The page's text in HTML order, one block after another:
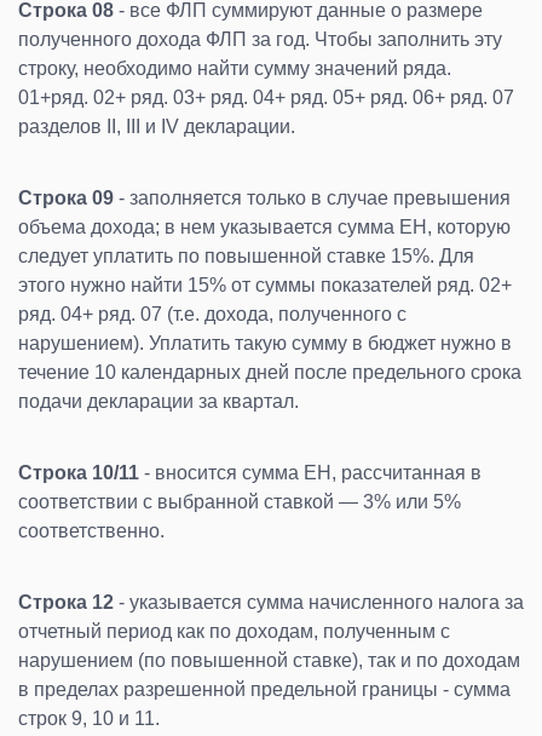
Строка 08 - все ФЛП суммируют данные о размере
полученного дохода ФЛП за год. Чтобы заполнить эту
строку, необходимо найти сумму значений ряда.
01+ряд. 02+ ряд. 03+ ряд. 04+ ряд. 05+ ряд. 06+ ряд. 07
разделов II, III и IV декларации.
Строка 09 - заполняется только в случае превышения
объема дохода; в нем указывается сумма ЕН, которую
следует уплатить по повышенной ставке 15%. Для
этого нужно найти 15% от суммы показателей ряд. 02+
ряд. 04+ ряд. 07 (т.е. дохода, полученного с
нарушением). Уплатить такую сумму в бюджет нужно в
течение 10 календарных дней после предельного срока
подачи декларации за квартал.
Строка 10/11 - вносится сумма ЕН, рассчитанная в
соответствии с выбранной ставкой — 3% или 5%
соответственно.
Строка 12 - указывается сумма начисленного налога за
отчетный период как по доходам, полученным с
нарушением (по повышенной ставке), так и по доходам
в пределах разрешенной предельной границы - сумма
строк 9, 10 и 11.